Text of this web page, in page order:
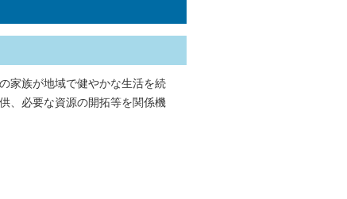
家族が地域で健やかな生活を続
、必要な資源の開拓等を関係機